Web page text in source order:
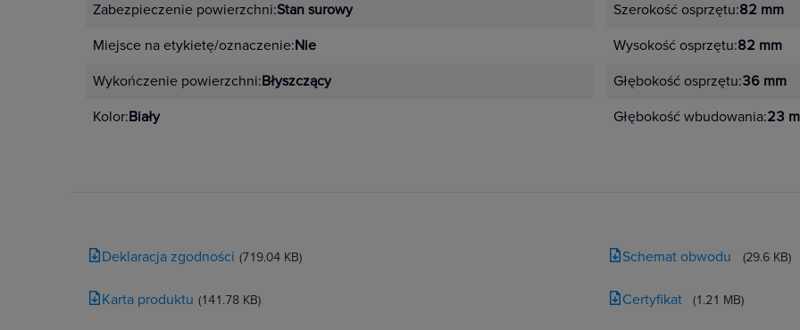
Zabezpieczenie powierzchni:Stan surowy
Miejsce na etykietę/oznaczenie:Nie
Wykończenie powierzchni:Błyszczący
Kolor:Biały
Szerokość osprzętu:82 mm
Wysokość osprzętu:82 mm
Głębokość osprzętu:36 mm
Głębokość wbudowania:23
Deklaracja zgodności (719.04 KB)
Karta produktu (141.78 KB)
Schemat obwodu (29.6 KB)
Certyfikat (1.21 MB)